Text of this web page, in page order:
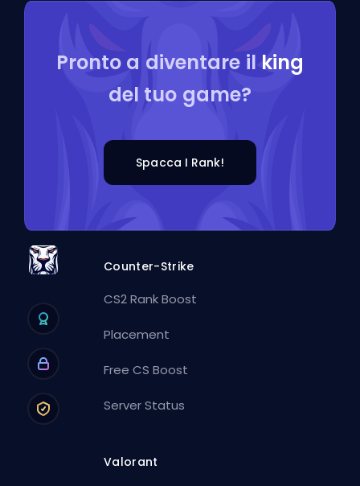
Pronto a diventare il king
del tuo game?
Spacca I Rank!
Counter-Strike
CS2 Rank Boost
Placement
Free CS Boost
Server Status
Valorant